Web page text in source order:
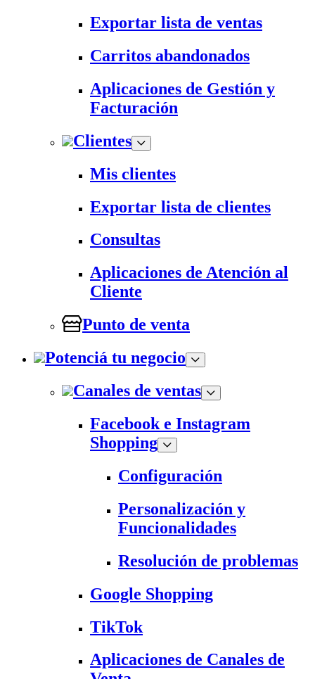
Exportar lista de ventas
Carritos abandonados
Aplicaciones de Gestión y
Facturación
Clientes
Mis clientes
Exportar lista de clientes
Consultas
Aplicaciones de Atención al
Cliente
Punto de venta
Potenciá tu negocio
Canales de ventas
Facebook e Instagram
Shopping
Configuración
Personalización y
Funcionalidades
Resolución de problemas
Google Shopping
TikTok
Aplicaciones de Canales de